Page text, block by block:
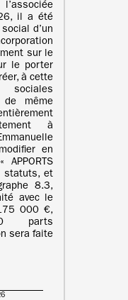
il a été
d’un
sur le
le porter
à cette
même
à
en
statuts, et
8.3,
avec le
000 €,
parts
sera faite